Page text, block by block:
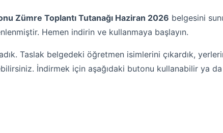
Zümre Toplantı Tutanağı Haziran 2026 belgesini
Hemen indirin ve kullanmaya başlayın.
Taslak belgedeki öğretmen isimlerini çıkardık,
İndirmek için aşağıdaki butonu kullanabilir ya